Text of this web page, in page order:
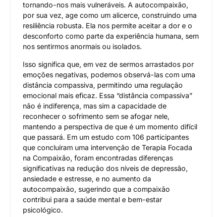
tornando-nos mais vulneráveis. A autocompaixão,
por sua vez, age como um alicerce, construindo uma
resiliência robusta. Ela nos permite aceitar a dor e o
desconforto como parte da experiência humana, sem
nos sentirmos anormais ou isolados.
Isso significa que, em vez de sermos arrastados por
emoções negativas, podemos observá-las com uma
distância compassiva, permitindo uma regulação
emocional mais eficaz. Essa “distância compassiva”
não é indiferença, mas sim a capacidade de
reconhecer o sofrimento sem se afogar nele,
mantendo a perspectiva de que é um momento difícil
que passará. Em um estudo com 106 participantes
que concluíram uma intervenção de Terapia Focada
na Compaixão, foram encontradas diferenças
significativas na redução dos níveis de depressão,
ansiedade e estresse, e no aumento da
autocompaixão, sugerindo que a compaixão
contribui para a saúde mental e bem-estar
psicológico.